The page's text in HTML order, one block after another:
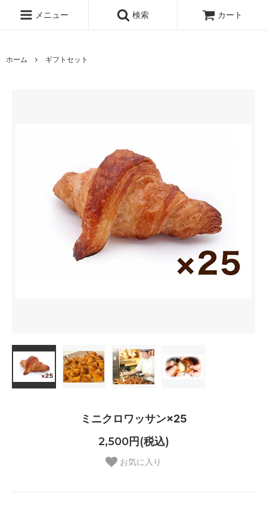
メニュー 検索 カート
ホーム ギフトセット
ミニクロワッサン×25
2,500円(税込)
お気に入り